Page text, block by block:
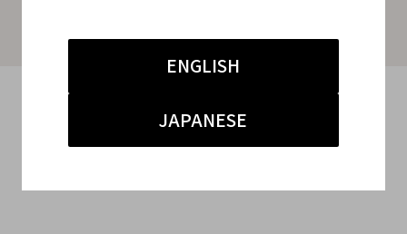
ENGLISH
JAPANESE
を解説！！
2026.03.22
#原宿 ストリート